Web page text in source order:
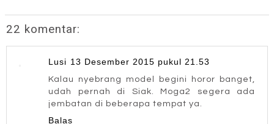
22 komentar:
Lusi 13 Desember 2015 pukul 21.53
Kalau nyebrang model begini horor banget,
udah pernah di Siak. Moga2 segera ada
jembatan di beberapa tempat ya.
Balas